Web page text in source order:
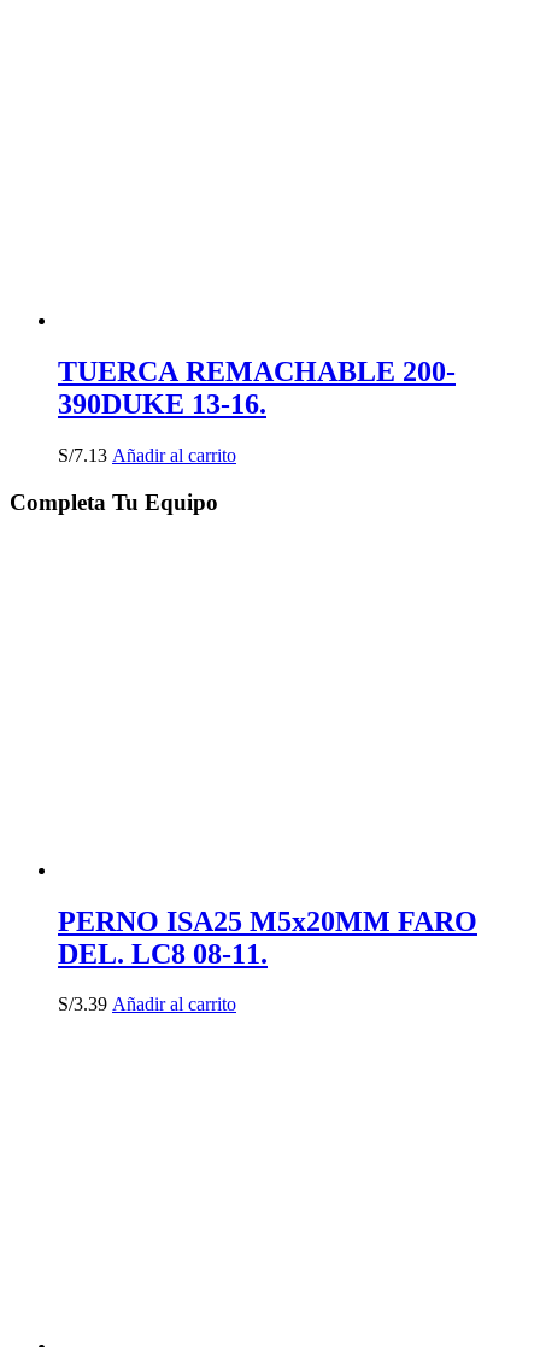
TUERCA REMACHABLE 200-
390DUKE 13-16.
S/7.13 Añadir al carrito
Completa Tu Equipo
PERNO ISA25 M5x20MM FARO
DEL. LC8 08-11.
S/3.39 Añadir al carrito